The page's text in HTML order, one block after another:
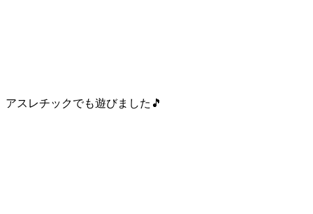
アスレチックでも遊びました🎵